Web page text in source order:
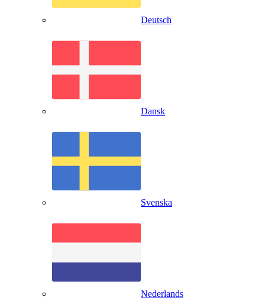
Deutsch
Dansk
Svenska
Nederlands